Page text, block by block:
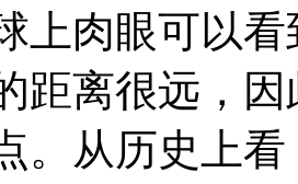
上肉眼可以
距离很远，
。从历史上